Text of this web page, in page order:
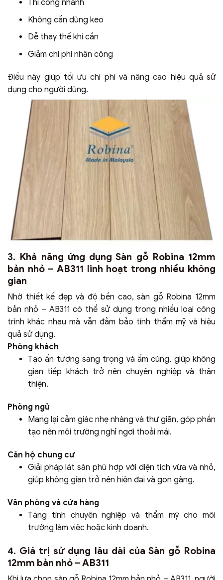
Thi công nhanh
Không cần dùng keo
Dễ thay thế khi cần
Giảm chi phí nhân công
Điều này giúp tối ưu chi phí và nâng cao hiệu quả sử
dụng cho người dùng.
3. Khả năng ứng dụng Sàn gỗ Robina 12mm
bản nhỏ – AB311 linh hoạt trong nhiều không
gian
Nhờ thiết kế đẹp và độ bền cao, sàn gỗ Robina 12mm
bản nhỏ – AB311 có thể sử dụng trong nhiều loại công
trình khác nhau mà vẫn đảm bảo tính thẩm mỹ và hiệu
quả sử dụng.
Phòng khách
Tạo ấn tượng sang trọng và ấm cúng, giúp không
gian tiếp khách trở nên chuyên nghiệp và thân
thiện.
Phòng ngủ
Mang lại cảm giác nhẹ nhàng và thư giãn, góp phần
tạo nên môi trường nghỉ ngơi thoải mái.
Căn hộ chung cư
Giải pháp lát sàn phù hợp với diện tích vừa và nhỏ,
giúp không gian trở nên hiện đại và gọn gàng.
Văn phòng và cửa hàng
Tăng tính chuyên nghiệp và thẩm mỹ cho môi
trường làm việc hoặc kinh doanh.
4. Giá trị sử dụng lâu dài của Sàn gỗ Robina
12mm bản nhỏ – AB311